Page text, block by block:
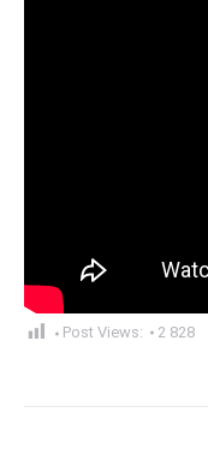
Post Views: 2 828